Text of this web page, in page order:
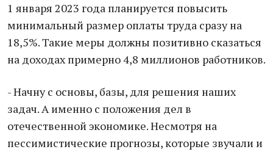
1 января 2023 года планируется повысить
минимальный размер оплаты труда сразу на
18,5%. Такие меры должны позитивно сказаться
на доходах примерно 4,8 миллионов работников.
- Начну с основы, базы, для решения наших
задач. А именно с положения дел в
отечественной экономике. Несмотря на
пессимистические прогнозы, которые звучали и